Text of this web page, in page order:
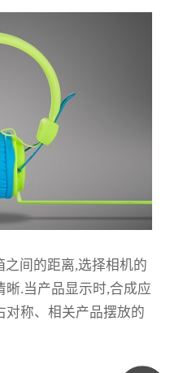
间的距离,选择相机的
晰.当产品显示时,合成应
对称、相关产品摆放的